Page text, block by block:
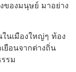
ของมนุษย์ มาอย่าง
นเมืองใหญ่ๆ ท้อง
ยือนจากต่างถิ่น
รม